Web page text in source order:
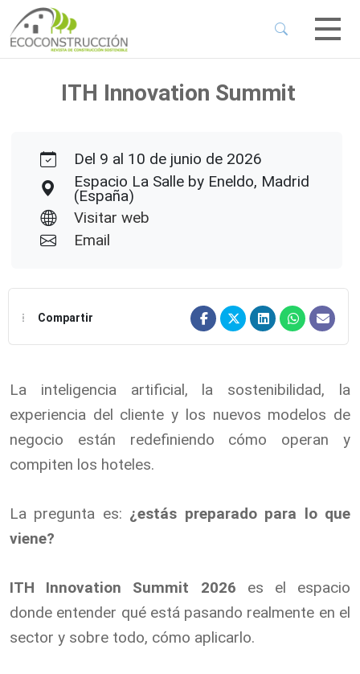
Menu
Menu
ITH Innovation Summit
Del 9 al 10 de junio de 2026
Espacio La Salle by Eneldo, Madrid
(España)
Visitar web
Email
Compartir
La inteligencia artificial, la sostenibilidad, la
experiencia del cliente y los nuevos modelos de
negocio están redefiniendo cómo operan y
compiten los hoteles.
La pregunta es: ¿estás preparado para lo que
viene?
ITH Innovation Summit 2026 es el espacio
donde entender qué está pasando realmente en el
sector y sobre todo, cómo aplicarlo.